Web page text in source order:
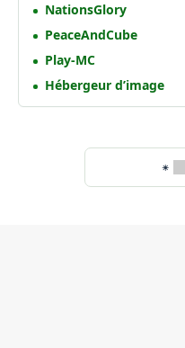
NationsGlory
PeaceAndCube
Play-MC
Hébergeur d’image